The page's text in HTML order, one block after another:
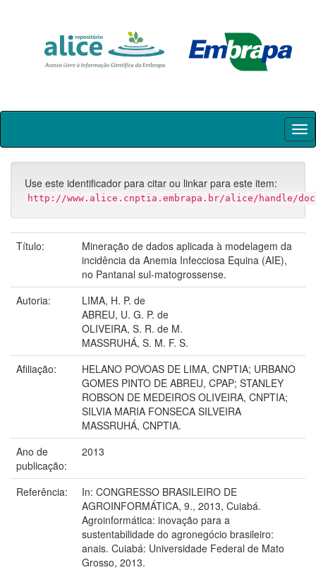
Skip
Use este identificador para citar ou linkar para este item:
http://www.alice.cnptia.embrapa.br/alice/handle/
Título:
Mineração de dados aplicada à modelagem da
incidência da Anemia Infecciosa Equina (AIE),
no Pantanal sul-matogrossense.
Autoria:
LIMA, H. P. de
ABREU, U. G. P. de
OLIVEIRA, S. R. de M.
MASSRUHÁ, S. M. F. S.
Afiliação:
HELANO POVOAS DE LIMA, CNPTIA; URBANO
GOMES PINTO DE ABREU, CPAP; STANLEY
ROBSON DE MEDEIROS OLIVEIRA, CNPTIA;
SILVIA MARIA FONSECA SILVEIRA
MASSRUHÁ, CNPTIA.
Ano de
publicação:
2013
Referência:
In: CONGRESSO BRASILEIRO DE
AGROINFORMÁTICA, 9., 2013, Cuiabá.
Agroinformática: inovação para a
sustentabilidade do agronegócio brasileiro:
anais. Cuiabá: Universidade Federal de Mato
Grosso, 2013.